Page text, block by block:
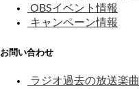
OBSイベント情報
キャンペーン情報
お問い合わせ
ラジオ過去の放送楽曲